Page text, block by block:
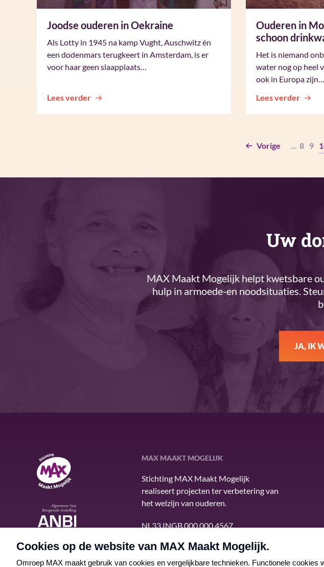
Joodse ouderen in Oekraine
Als Lotty in 1945 na kamp Vught, Auschwitz én
een dodenmars terugkeert in Amsterdam, is er
voor haar geen slaapplaats…
Lees verder
Ouderen in
schoon
Het is niemand
water nog op heel
ook in Europa zijn…
Lees verder
Vorige ... 8 9
Uw
MAX Maakt Mogelijk helpt kwetsbare
hulp in armoede-en noodsituaties.
JA, IK
MAX Maakt MogelijkMAX MAAKT MOGELIJK
Stichting MAX Maakt Mogelijk
realiseert projecten ter verbetering van
het welzijn van ouderen.
NL33 INGB 000 000 4567